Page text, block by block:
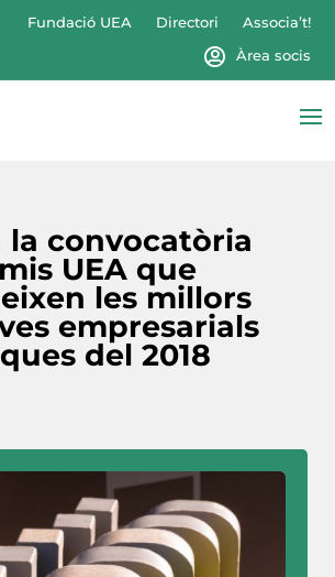
Fundació UEA Directori
Associa’t!
Àrea socis
la convocatòria
UEA que
les millors
empresarials
del 2018